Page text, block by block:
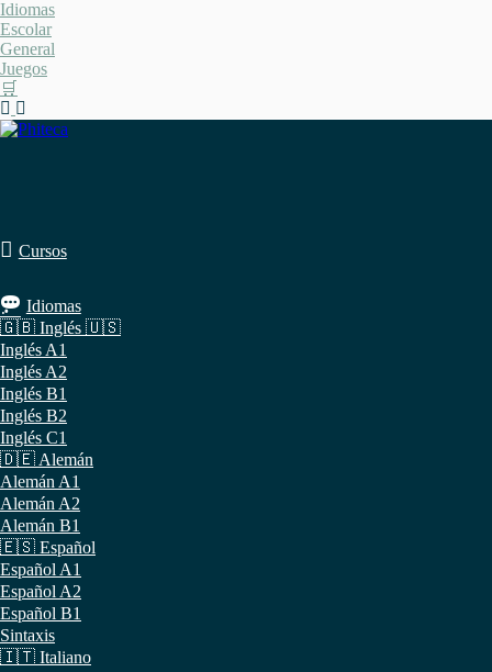
Saltar
al
contenido
Idiomas
Escolar
General
Juegos
🛒
Cursos
Idiomas
🇬🇧 Inglés 🇺🇸
Inglés A1
Inglés A2
Inglés B1
Inglés B2
Inglés C1
🇩🇪 Alemán
Alemán A1
Alemán A2
Alemán B1
🇪🇸 Español
Español A1
Español A2
Español B1
Sintaxis
🇮🇹 Italiano